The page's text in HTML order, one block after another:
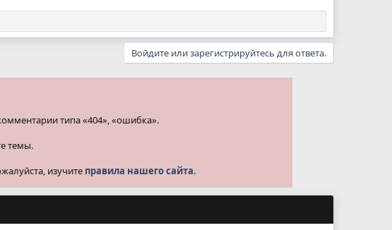
Войдите или зарегистрируйтесь для ответа.
типа «404», «ошибка».
темы.
изучите правила нашего сайта.